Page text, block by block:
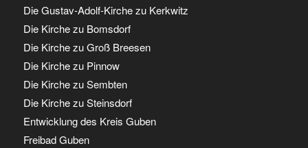
Die Gustav-Adolf-Kirche zu Kerkwitz
Die Kirche zu Bomsdorf
Die Kirche zu Groß Breesen
Die Kirche zu Pinnow
Die Kirche zu Sembten
Die Kirche zu Steinsdorf
Entwicklung des Kreis Guben
Freibad Guben